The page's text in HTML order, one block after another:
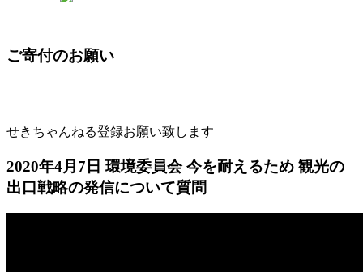
ご寄付のお願い
せきちゃんねる登録お願い致します
2020年4月7日 環境委員会 今を耐えるため 観光の
出口戦略の発信について質問